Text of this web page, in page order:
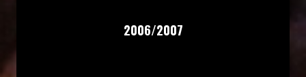
2006/2007